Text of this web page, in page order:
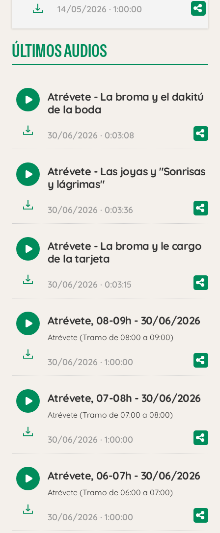
14/05/2026 · 1:00:00
ÚLTIMOS AUDIOS
Reproducir
audio
Atrévete - La broma y el dakitú
de la boda
30/06/2026 · 0:03:08
Reproducir
audio
Atrévete - Las joyas y "Sonrisas
y lágrimas"
30/06/2026 · 0:03:36
Reproducir
audio
Atrévete - La broma y le cargo
de la tarjeta
30/06/2026 · 0:03:15
Reproducir
audio
Atrévete, 08-09h - 30/06/2026
Atrévete (Tramo de 08:00 a 09:00)
30/06/2026 · 1:00:00
Reproducir
audio
Atrévete, 07-08h - 30/06/2026
Atrévete (Tramo de 07:00 a 08:00)
30/06/2026 · 1:00:00
Reproducir
audio
Atrévete, 06-07h - 30/06/2026
Atrévete (Tramo de 06:00 a 07:00)
30/06/2026 · 1:00:00